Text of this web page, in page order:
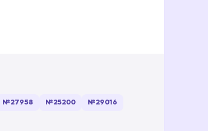
№27958 №25200 №29016